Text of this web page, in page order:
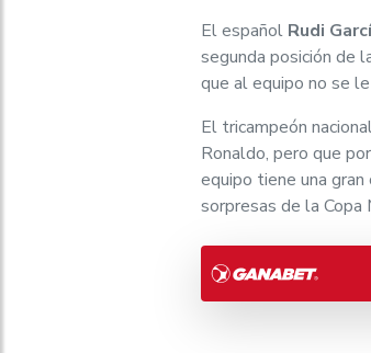
El español Rudi
segunda posición de
que al equipo no se
El tricampeón
Ronaldo, pero que
equipo tiene una
sorpresas de la Copa